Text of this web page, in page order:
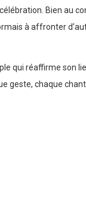
Bien au
à affronter
qui réaffirme son
geste, chaque